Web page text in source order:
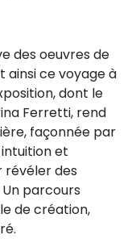
des oeuvres de
ainsi ce voyage à
dont le
Ferretti, rend
façonnée par
et
révéler des
parcours
de création,